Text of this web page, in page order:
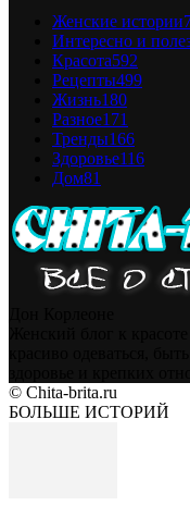
Женские истории
Интересно и
Красота592
Рецепты499
Жизнь180
Разное171
Тренды166
Здоровье116
Дом81
© Chita-brita.ru
БОЛЬШЕ ИСТОРИЙ